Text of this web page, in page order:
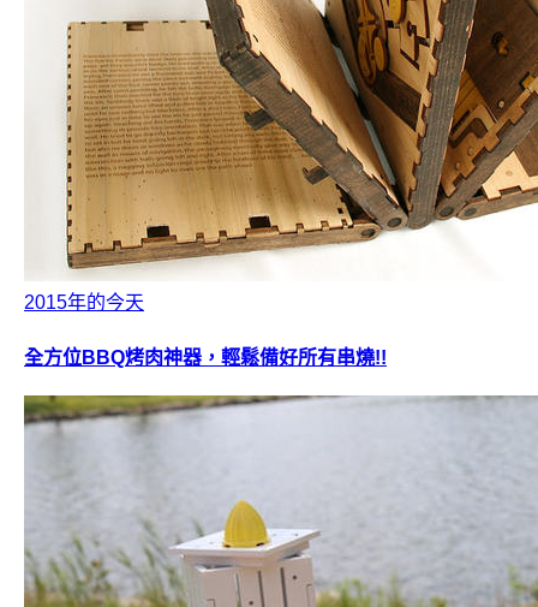
2015年的今天
全方位BBQ烤肉神器，輕鬆備好所有串燒!!